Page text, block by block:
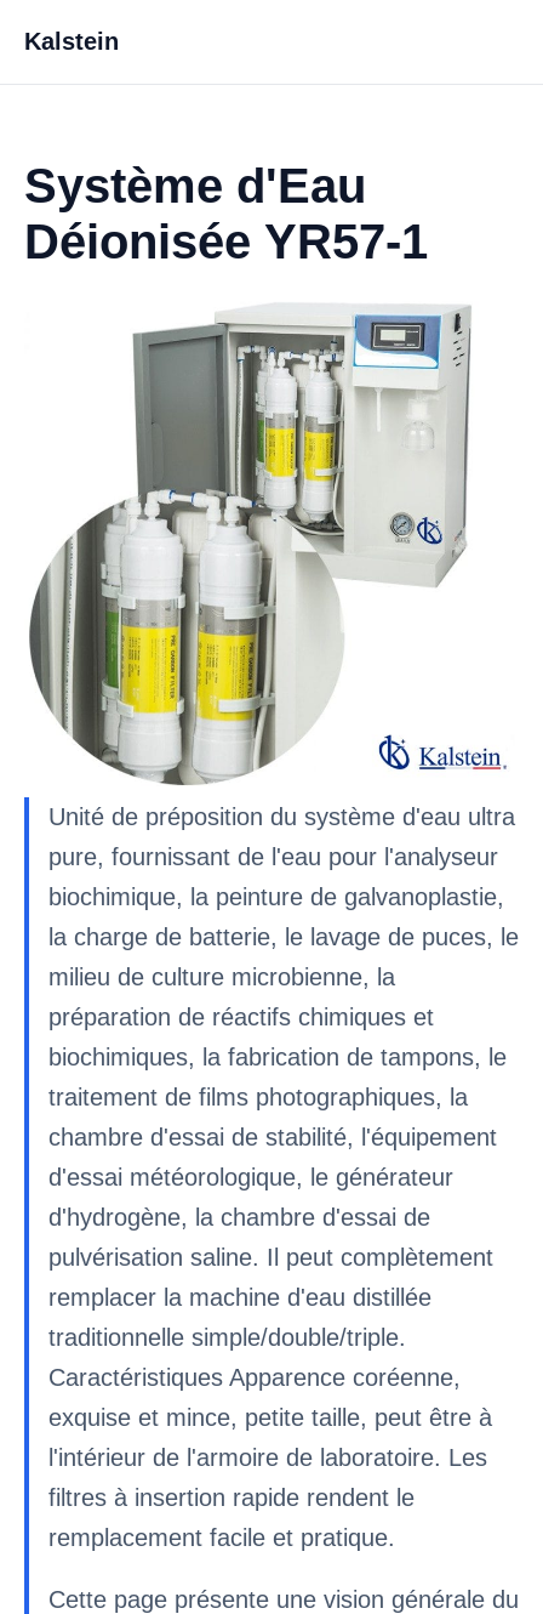
Kalstein
Système d'Eau
Déionisée YR57-1
Unité de préposition du système d'eau ultra
pure, fournissant de l'eau pour l'analyseur
biochimique, la peinture de galvanoplastie,
la charge de batterie, le lavage de puces, le
milieu de culture microbienne, la
préparation de réactifs chimiques et
biochimiques, la fabrication de tampons, le
traitement de films photographiques, la
chambre d'essai de stabilité, l'équipement
d'essai météorologique, le générateur
d'hydrogène, la chambre d'essai de
pulvérisation saline. Il peut complètement
remplacer la machine d'eau distillée
traditionnelle simple/double/triple.
Caractéristiques Apparence coréenne,
exquise et mince, petite taille, peut être à
l'intérieur de l'armoire de laboratoire. Les
filtres à insertion rapide rendent le
remplacement facile et pratique.
Cette page présente une vision générale du